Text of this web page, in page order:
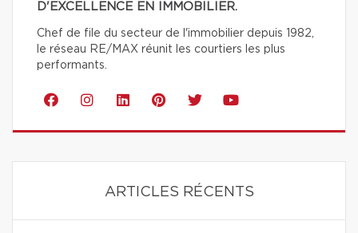
D'EXCELLENCE EN IMMOBILIER.
Chef de file du secteur de l'immobilier depuis 1982,
le réseau RE/MAX réunit les courtiers les plus
performants.
ARTICLES RÉCENTS